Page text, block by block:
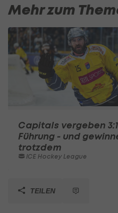
Mehr zum
Capitals vergeben
Führung - und
trotzdem
ICE Hockey League
TEILEN